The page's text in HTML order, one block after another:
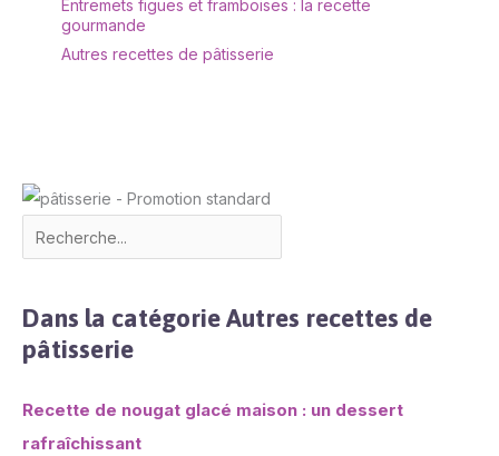
Entremets figues et framboises : la recette
gourmande
Autres recettes de pâtisserie
Dans la catégorie Autres recettes de
pâtisserie
Recette de nougat glacé maison : un dessert
rafraîchissant